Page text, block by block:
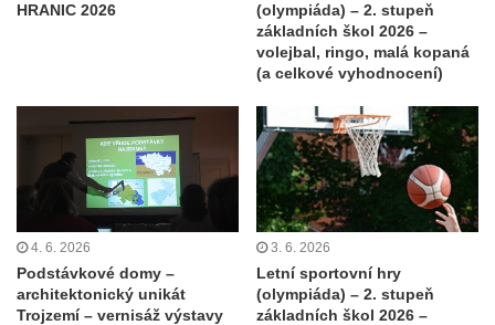
HRANIC 2026
(olympiáda) – 2. stupeň
základních škol 2026 –
volejbal, ringo, malá kopaná
(a celkové vyhodnocení)
4. 6. 2026
Podstávkové domy –
architektonický unikát
Trojzemí – vernisáž výstavy
3. 6. 2026
Letní sportovní hry
(olympiáda) – 2. stupeň
základních škol 2026 –